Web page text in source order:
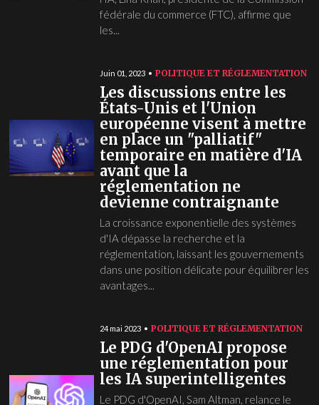
fédérale du commerce (FTC), affirme que
les...
Juin 01, 2023 POLITIQUE ET RÉGLEMENTATION
Les discussions entre les
États-Unis et l'Union
européenne visent à mettre
en place un "palliatif"
temporaire en matière d'IA
avant que la
réglementation ne
devienne contraignante
La croissance exponentielle des systèmes
d'IA dépasse la recherche et la
réglementation, laissant les gouvernements
dans une position délicate pour équilibrer les
avantages...
24 mai 2023 POLITIQUE ET RÉGLEMENTATION
Le PDG d'OpenAI propose
une réglementation pour
les IA superintelligentes
Le PDG d'OpenAI, Sam Altman, relance le